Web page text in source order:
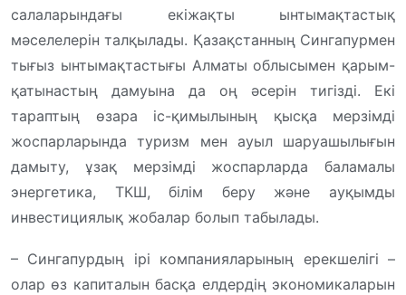
салаларындағы екіжақты ынтымақтастық
мәселелерін талқылады. Қазақстанның Сингапурмен
тығыз ынтымақтастығы Алматы облысымен қарым-
қатынастың дамуына да оң әсерін тигізді. Екі
тараптың өзара іс-қимылының қысқа мерзімді
жоспарларында туризм мен ауыл шаруашылығын
дамыту, ұзақ мерзімді жоспарларда баламалы
энергетика, ТКШ, білім беру және ауқымды
инвестициялық жобалар болып табылады.
– Сингапурдың ірі компанияларының ерекшелігі –
олар өз капиталын басқа елдердің экономикаларын